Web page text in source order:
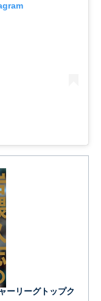
ーリーグトップク